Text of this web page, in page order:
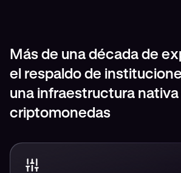
Más de una década de
el respaldo de
una infraestructura nativa
criptomonedas